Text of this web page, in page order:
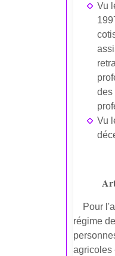
Vu
des
Vu
Pour
régime
agricoles